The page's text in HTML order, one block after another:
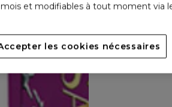
et modifiables à tout moment via
les cookies nécessaires